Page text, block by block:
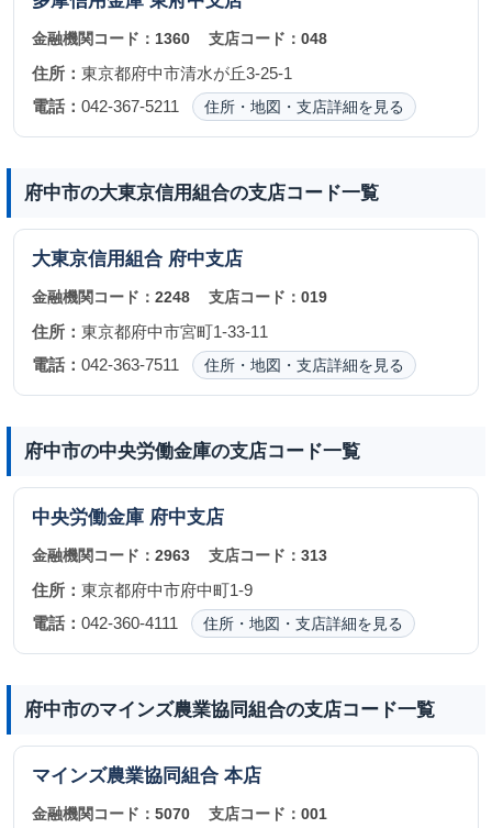
金融機関コード： 1360 支店コード：048
住所： 東京都府中市清水が丘3-25-1
電話： 042-367-5211 住所・地図・支店詳細を見る
府中市の大東京信用組合の支店コード一覧
大東京信用組合 府中支店
金融機関コード： 2248 支店コード：019
住所： 東京都府中市宮町1-33-11
電話： 042-363-7511 住所・地図・支店詳細を見る
府中市の中央労働金庫の支店コード一覧
中央労働金庫 府中支店
金融機関コード： 2963 支店コード：313
住所： 東京都府中市府中町1-9
電話： 042-360-4111 住所・地図・支店詳細を見る
府中市のマインズ農業協同組合の支店コード一覧
マインズ農業協同組合 本店
金融機関コード： 5070 支店コード：001